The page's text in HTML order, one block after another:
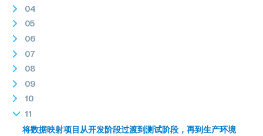
04
05
06
07
08
09
10
11
将数据映射项目从开发阶段过渡到测试阶段，再到生产环境